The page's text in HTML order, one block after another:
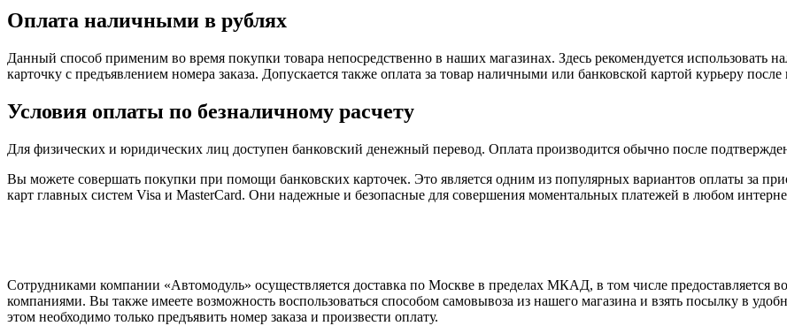
Оплата наличными в рублях
Данный способ применим во время покупки товара непосредственно в наших магазинах. Здесь рекомендуется использовать
карточку с предъявлением номера заказа. Допускается также оплата за товар наличными или банковской картой курьеру
Условия оплаты по безналичному расчету
Для физических и юридических лиц доступен банковский денежный перевод. Оплата производится обычно после
Вы можете совершать покупки при помощи банковских карточек. Это является одним из популярных вариантов оплаты за
карт главных систем Visa и MasterCard. Они надежные и безопасные для совершения моментальных платежей в любом
Сотрудниками компании «Автомодуль» осуществляется доставка по Москве в пределах МКАД, в том числе предоставляется
компаниями. Вы также имеете возможность воспользоваться способом самовывоза из нашего магазина и взять посылку в
этом необходимо только предъявить номер заказа и произвести оплату.